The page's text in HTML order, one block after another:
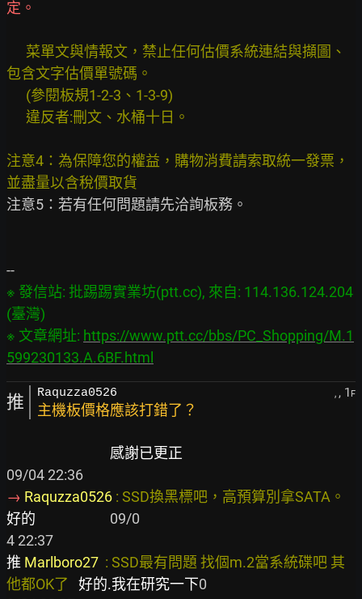
定。
包含文字估價單號碼。
      (參閱板規1-2-3、1-3-9)
      違反者:刪文、水桶十日。
注意4：為保障您的權益，購物消費請索取統一發票，
注意5：若有任何問題請先洽詢板務。
※ 發信站: 批踢踢實業坊(ptt.cc), 來自: 114.136.124.204
(臺灣)
※ 文章網址: https://www.ptt.cc/bbs/PC_Shopping/M.1
599230133.A.6BF.html
推 Raquzza0526 , , 1 F
主機板價格應該打錯了？
感謝已更正
→ Raquzza0526
好的
09/0
推 Marlboro27 : SSD最有問題 找個m.2當系統碟吧 其
他都OK了 好的.我在研究一下0